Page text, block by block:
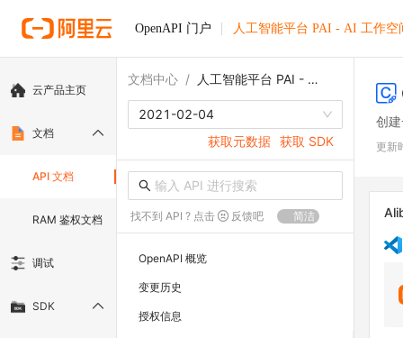
OpenAPI 门户 人工智能平台 PAI - AI 工作空
云产品主页
文档
API 文档
RAM 鉴权文档
调试
SDK
文档中心 / 人工智能平台 PAI - AI 工作空间
2021-02-04
获取元数据 获取 SDK
找不到 API ? 点击 反馈吧 简洁
OpenAPI 概览
变更历史
授权信息
创
更新